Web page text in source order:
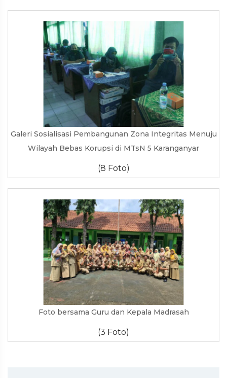
Galeri Sosialisasi Pembangunan Zona Integritas Menuju
Wilayah Bebas Korupsi di MTsN 5 Karanganyar
(8 Foto)
Foto bersama Guru dan Kepala Madrasah
(3 Foto)